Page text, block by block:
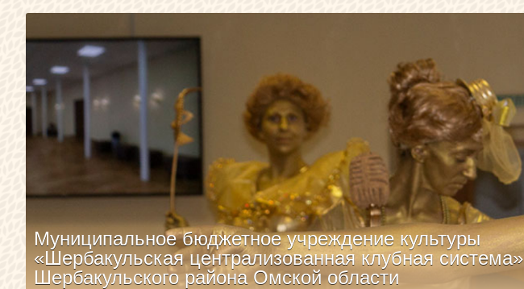
Муниципальное бюджетное учреждение культуры
«Шербакульская централизованная клубная система»
Шербакульского района Омской области